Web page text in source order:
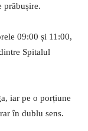
prăbușire.
09:00 și 11:00,
Spitalul
iar pe o porțiune
în dublu sens.